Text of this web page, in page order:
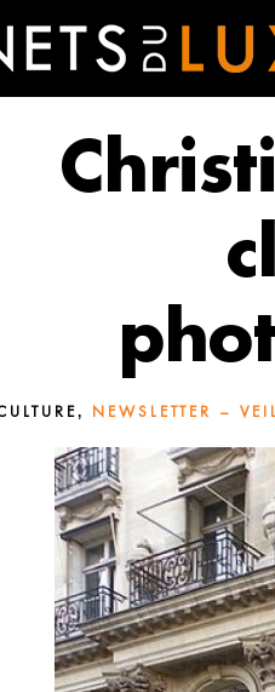
, NEWSLETTER –